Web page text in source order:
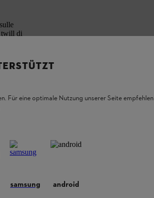
twill di
Für eine optimale Nutzung unserer Seite empfehlen
samsung android